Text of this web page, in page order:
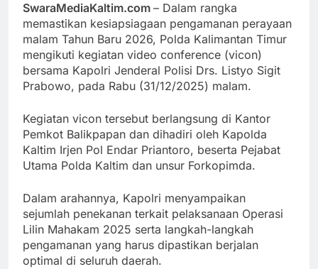
SwaraMediaKaltim.com – Dalam rangka
memastikan kesiapsiagaan pengamanan perayaan
malam Tahun Baru 2026, Polda Kalimantan Timur
mengikuti kegiatan video conference (vicon)
bersama Kapolri Jenderal Polisi Drs. Listyo Sigit
Prabowo, pada Rabu (31/12/2025) malam.
Kegiatan vicon tersebut berlangsung di Kantor
Pemkot Balikpapan dan dihadiri oleh Kapolda
Kaltim Irjen Pol Endar Priantoro, beserta Pejabat
Utama Polda Kaltim dan unsur Forkopimda.
Dalam arahannya, Kapolri menyampaikan
sejumlah penekanan terkait pelaksanaan Operasi
Lilin Mahakam 2025 serta langkah-langkah
pengamanan yang harus dipastikan berjalan
optimal di seluruh daerah.